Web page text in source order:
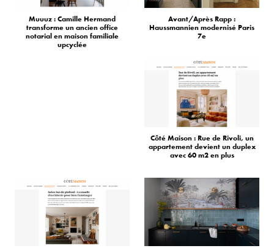
Muuuz : Camille Hermand
transforme un ancien office
notarial en maison familiale
upcyclée
Avant/Après Rapp :
Haussmannien modernisé Paris
7e
Côté Maison : Rue de Rivoli, un
appartement devient un duplex
avec 60 m2 en plus